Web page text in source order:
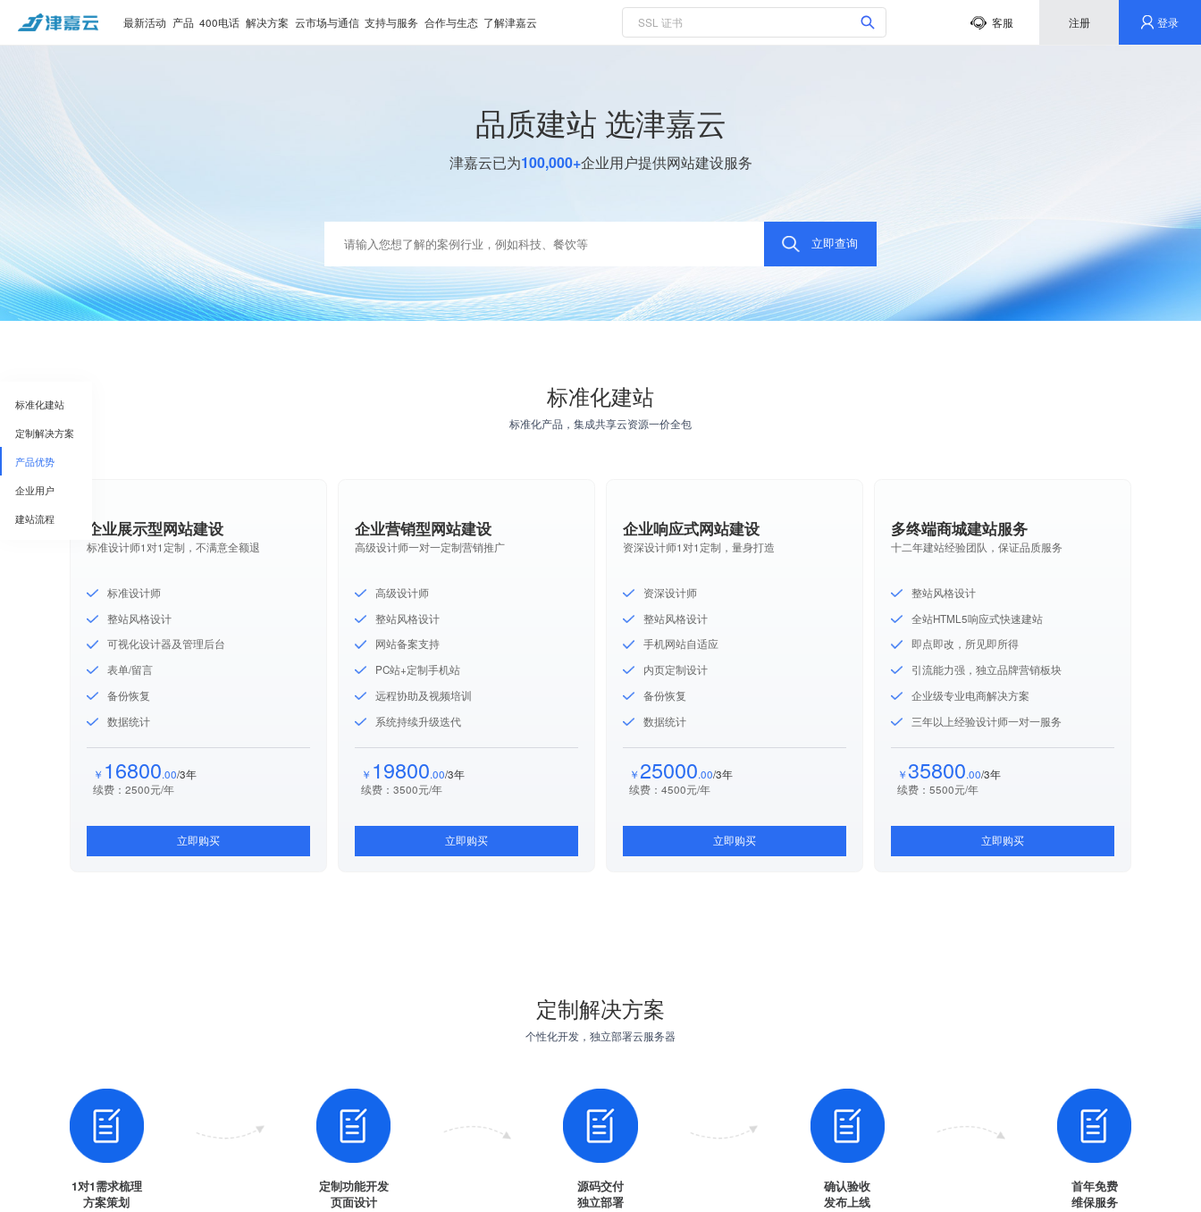
最新活动 产品 400电话 解决方案 云市场与通信 支持与服务 合作与生态 了解津嘉云 客服 注册 登录
品质建站 选津嘉云
津嘉云已为100,000+企业用户提供网站建设服务
立即查询
标准化建站
定制解决方案
产品优势
企业用户
建站流程
标准化建站
标准化产品，集成共享云资源一价全包
企业展示型网站建设
标准设计师1对1定制，不满意全额退
标准设计师
整站风格设计
可视化设计器及管理后台
表单/留言
备份恢复
数据统计
￥ 16800.00/3年
续费：2500元/年
立即购买
企业营销型网站建设
高级设计师一对一定制营销推广
高级设计师
整站风格设计
网站备案支持
PC站+定制手机站
远程协助及视频培训
系统持续升级迭代
￥ 19800.00/3年
续费：3500元/年
立即购买
企业响应式网站建设
资深设计师1对1定制，量身打造
资深设计师
整站风格设计
手机网站自适应
内页定制设计
备份恢复
数据统计
￥25000.00/3年
续费：4500元/年
立即购买
多终端商城建站服务
十二年建站经验团队，保证品质服务
整站风格设计
全站HTML5响应式快速建站
即点即改，所见即所得
引流能力强，独立品牌营销板块
企业级专业电商解决方案
三年以上经验设计师一对一服务
￥ 35800.00/3年
续费：5500元/年
立即购买
定制解决方案
个性化开发，独立部署云服务器
1对1需求梳理
方案策划
定制功能开发
页面设计
源码交付
独立部署
确认验收
发布上线
首年免费
维保服务